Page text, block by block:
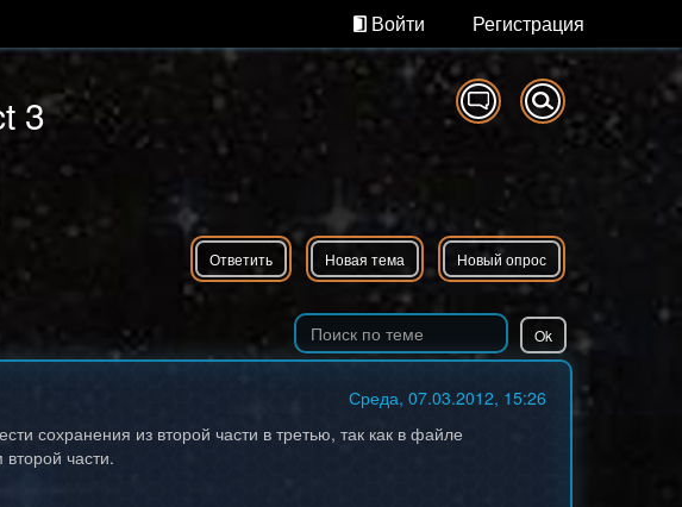
Войти Регистрация
3
Ответить Новая тема Новый опрос
Среда, 07.03.2012, 15:26
сохранения из второй части в третью, так как в файле
части.